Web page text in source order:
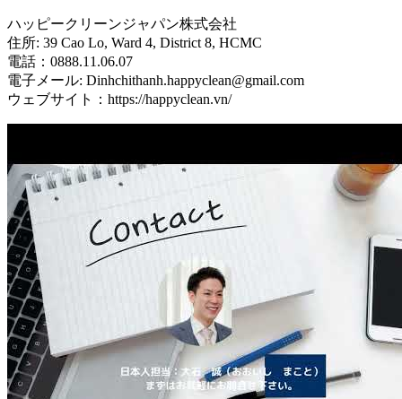
ハッピークリーンジャパン株式会社
住所: 39 Cao Lo, Ward 4, District 8, HCMC
電話：0888.11.06.07
電子メール: Dinhchithanh.happyclean@gmail.com
ウェブサイト：https://happyclean.vn/